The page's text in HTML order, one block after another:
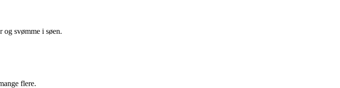
og svømme i søen.
flere.